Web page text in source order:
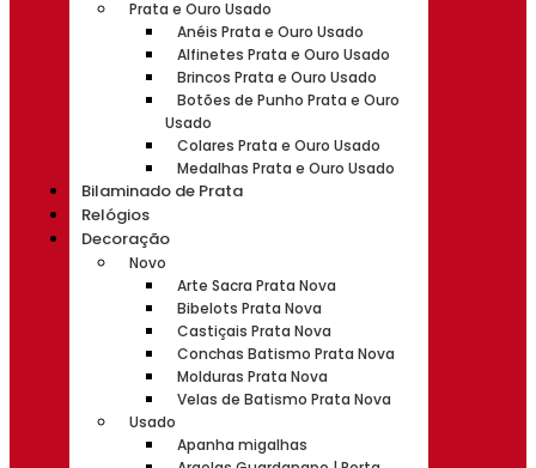
Prata e Ouro Usado
Anéis Prata e Ouro Usado
Alfinetes Prata e Ouro Usado
Brincos Prata e Ouro Usado
Botões de Punho Prata e Ouro
Usado
Colares Prata e Ouro Usado
Medalhas Prata e Ouro Usado
Bilaminado de Prata
Relógios
Decoração
Novo
Arte Sacra Prata Nova
Bibelots Prata Nova
Castiçais Prata Nova
Conchas Batismo Prata Nova
Molduras Prata Nova
Velas de Batismo Prata Nova
Usado
Apanha migalhas